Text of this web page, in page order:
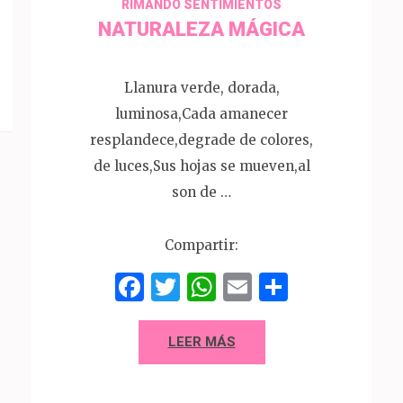
RIMANDO SENTIMIENTOS
NATURALEZA MÁGICA
Llanura verde, dorada,
luminosa,Cada amanecer
resplandece,degrade de colores,
de luces,Sus hojas se mueven,al
son de …
Compartir:
Facebook
Twitter
WhatsApp
Email
LEER MÁS